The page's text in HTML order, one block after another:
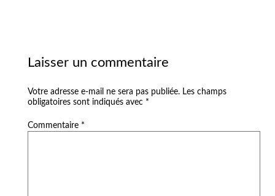
Laisser un commentaire
Votre adresse e-mail ne sera pas publiée. Les champs
obligatoires sont indiqués avec *
Commentaire *